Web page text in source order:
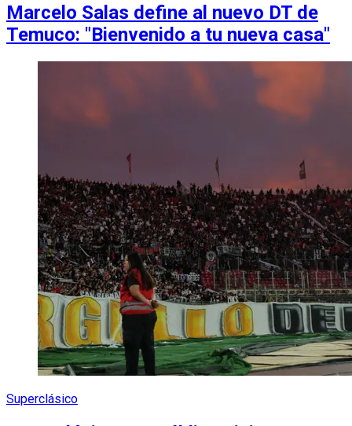
Marcelo Salas define al nuevo DT de
Temuco: "Bienvenido a tu nueva casa"
Superclásico